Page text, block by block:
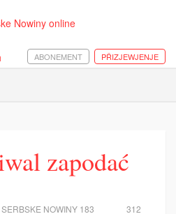
PŘIZJEWJENJE
ABONEMENT
zapodać
312
SERBSKE NOWINY 183